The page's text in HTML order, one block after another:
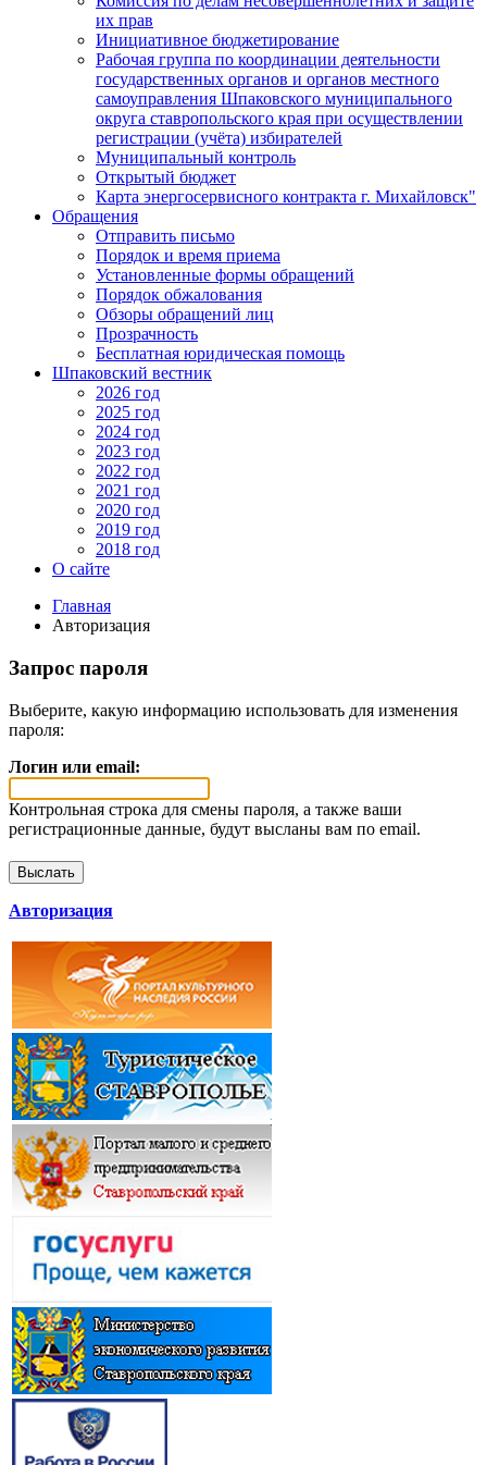
их прав
Инициативное бюджетирование
Рабочая группа по координации деятельности
государственных органов и органов местного
самоуправления Шпаковского муниципального
округа ставропольского края при осуществлении
регистрации (учёта) избирателей
Муниципальный контроль
Открытый бюджет
Карта энергосервисного контракта г. Михайловск"
Обращения
Отправить письмо
Порядок и время приема
Установленные формы обращений
Порядок обжалования
Обзоры обращений лиц
Прозрачность
Бесплатная юридическая помощь
Шпаковский вестник
2026 год
2025 год
2024 год
2023 год
2022 год
2021 год
2020 год
2019 год
2018 год
О сайте
Главная
Авторизация
Запрос пароля
Выберите, какую информацию использовать для изменения
пароля:
Логин или email:
Контрольная строка для смены пароля, а также ваши
регистрационные данные, будут высланы вам по email.
Авторизация